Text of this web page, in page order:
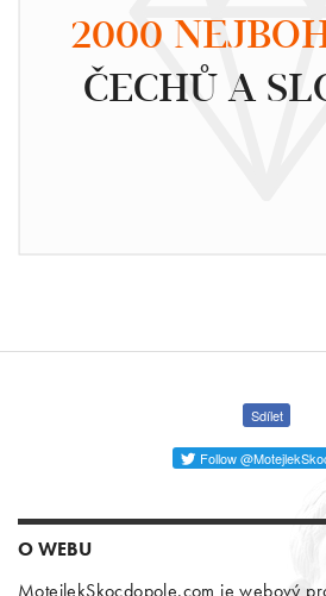
2000
ČECHŮ A
Sdílet
Follow
O WEBU
MotejlekSkocdopole.com je webový